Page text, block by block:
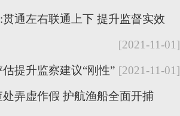
通左右联通上下 提升监督实效
[2021-11-01]
提升监察建议“刚性” [2021-11-01]
弄虚作假 护航渔船全面开捕